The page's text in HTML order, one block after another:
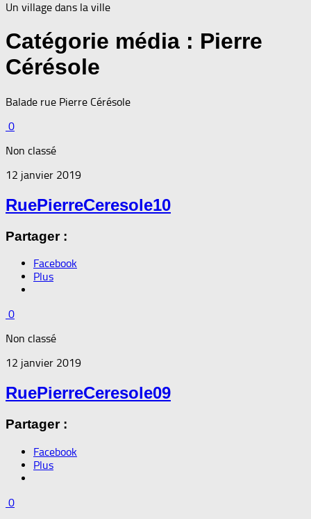
Un village dans la ville
Catégorie média : Pierre
Cérésole
Balade rue Pierre Cérésole
0
Non classé
12 janvier 2019
RuePierreCeresole10
Partager :
Facebook
Plus
0
Non classé
12 janvier 2019
RuePierreCeresole09
Partager :
Facebook
Plus
0